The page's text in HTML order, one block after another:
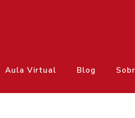
Aula Virtual Blog